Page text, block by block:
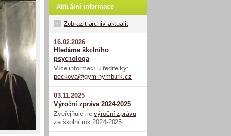
Aktuální informace
Zobrazit archiv aktualit
16.02.2026
Hledáme školního
psychologa
Více informací u ředitelky:
peckova@gym-nymburk.cz
03.11.2025
Výroční zpráva 2024-2025
Zveřejňujeme výroční zprávu
za školní rok 2024-2025.